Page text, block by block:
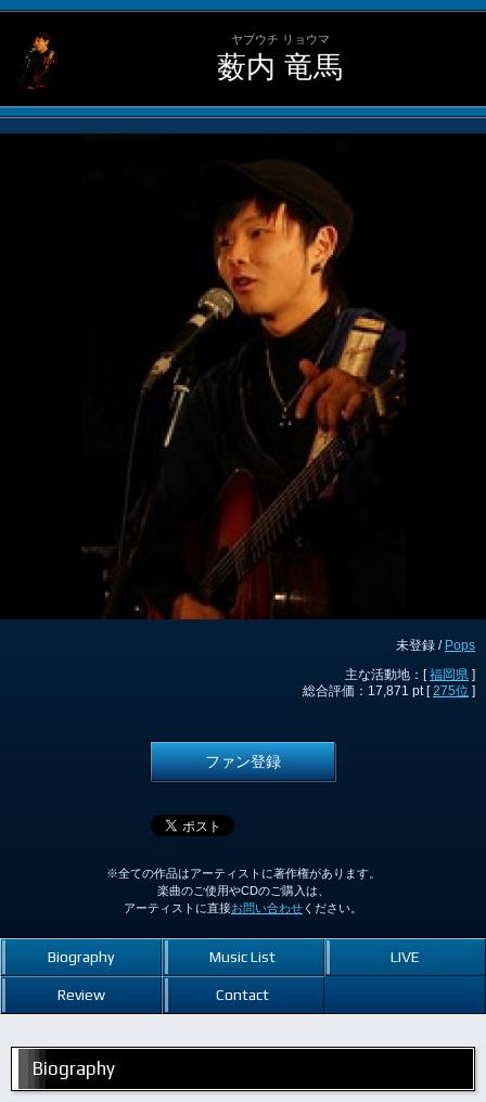
ヤブウチ リョウマ
薮内 竜馬
未登録 / Pops
主な活動地：[福岡県 ]
総合評価：17,871 pt [275位 ]
ファン登録
※全ての作品はアーティストに著作権があります。
楽曲のご使用やCDのご購入は、
アーティストに直接お問い合わせ ください。
Biography Music List LIVE
Review Contact
Biography